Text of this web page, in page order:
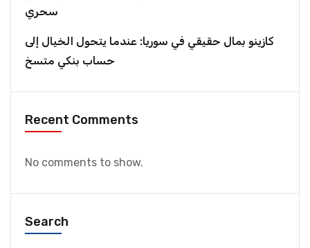
سحري
كازينو بمال حقيقي في سوريا: عندما يتحول الخيال إلى
حساب بنكي متسخ
Recent Comments
No comments to show.
Search